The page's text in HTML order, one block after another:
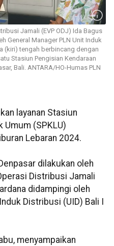
Jamali (EVP ODJ) Ida Bagus
General Manager PLN Unit Induk
(kiri) tengah berbincang dengan
Stasiun Pengisian Kendaraan
Bali. ANTARA/HO-Humas PLN
layanan Stasiun
Umum (SPKLU)
Lebaran 2024.
dilakukan oleh
Distribusi Jamali
didampingi oleh
Distribusi (UID) Bali I
menyampaikan